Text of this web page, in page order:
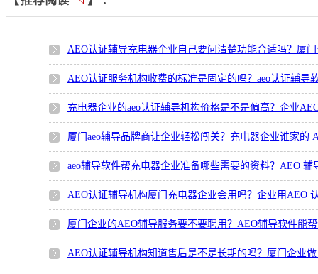
AEO认证辅导充电器企业自己要问清楚功能合适吗？厦
AEO认证服务机构收费的标准是固定的吗？aeo认证辅导
充电器企业的aeo认证辅导机构价格是不是偏高？企业
厦门aeo辅导品牌商让企业轻松闯关？充电器企业谁家的
aeo辅导软件帮充电器企业准备哪些需要的资料？AEO
AEO认证辅导机构厦门充电器企业会用吗？企业用AEO
厦门企业的AEO辅导服务要不要聘用？AEO辅导软件能
AEO认证辅导机构知道售后是不是长期的吗？厦门企业